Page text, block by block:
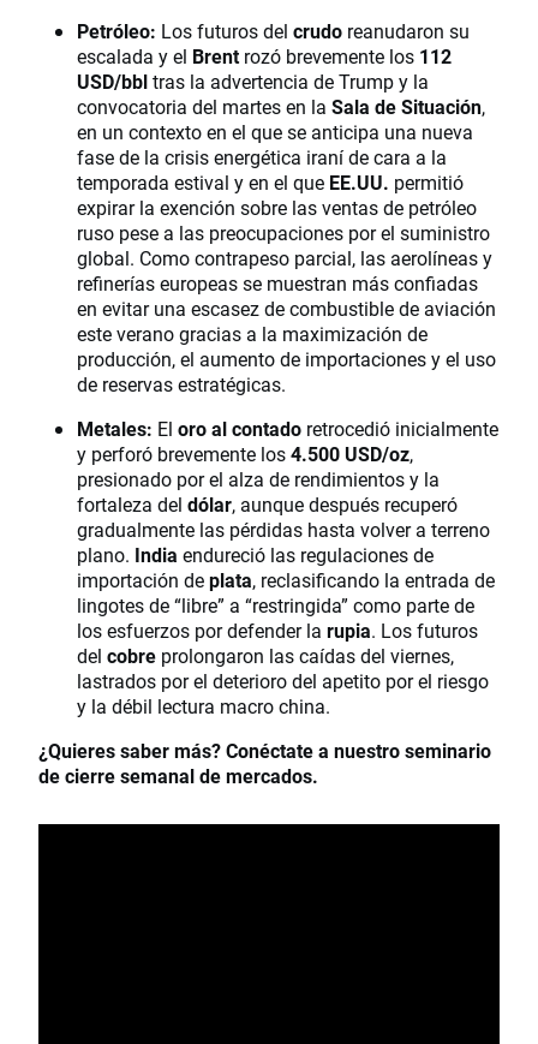
Petróleo: Los futuros del crudo reanudaron su
escalada y el Brentrozó brevemente los 112
USD/bbltras la advertencia de Trump y la
convocatoria del martes en la Sala de Situación,
en un contexto en el que se anticipa una nueva
fase de la crisis energética iraní de cara a la
temporada estival y en el que EE.UU. permitió
expirar la exención sobre las ventas de petróleo
ruso pese a las preocupaciones por el suministro
global. Como contrapeso parcial, las aerolíneas y
refinerías europeas se muestran más confiadas
en evitar una escasez de combustible de aviación
este verano gracias a la maximización de
producción, el aumento de importaciones y el uso
de reservas estratégicas.
Metales: El oro al contado retrocedió inicialmente
y perforó brevemente los4.500 USD/oz,
presionado por el alza de rendimientos y la
fortaleza del dólar, aunque después recuperó
gradualmente las pérdidas hasta volver a terreno
plano. India endureció las regulaciones de
importación deplata, reclasificando la entrada de
lingotes de “libre” a “restringida” como parte de
los esfuerzos por defender la rupia. Los futuros
del cobre prolongaron las caídas del viernes,
lastrados por el deterioro del apetito por el riesgo
y la débil lectura macro china.
¿Quieres saber más? Conéctate a nuestro seminario
de cierre semanal de mercados.